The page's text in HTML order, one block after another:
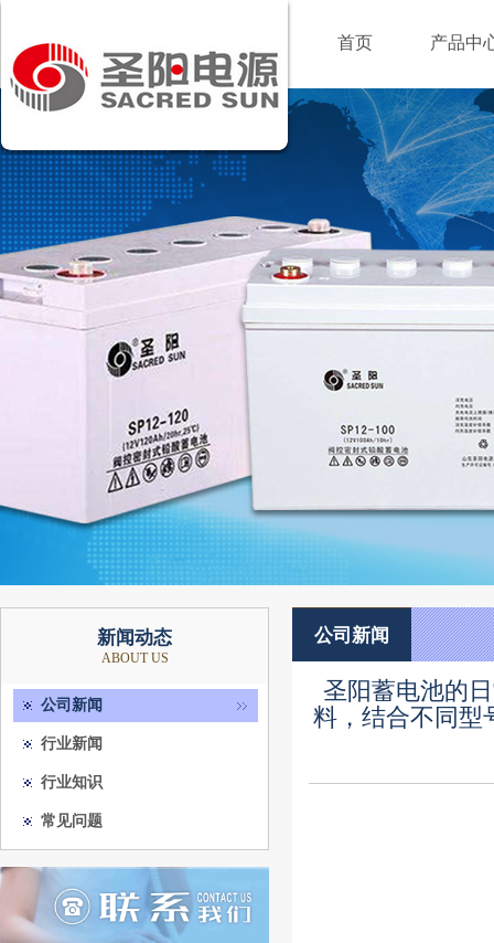
首页 产品中
新闻动态
ABOUT US
公司新闻
行业新闻
行业知识
常见问题
公司新闻
圣阳蓄电池的
料，结合不同型